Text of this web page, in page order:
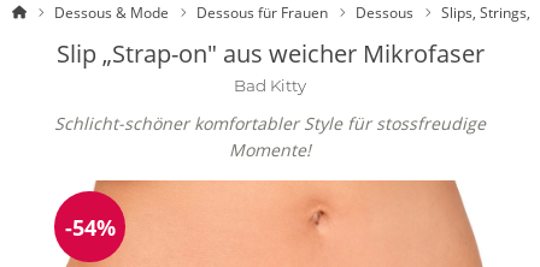
StartseiteDessous & Mode Dessous für Frauen Dessous Slips, Strings,
Slip „Strap-on" aus weicher Mikrofaser
Bad Kitty
Schlicht-schöner komfortabler Style für stossfreudige
Momente!
Reduzierung
-54%